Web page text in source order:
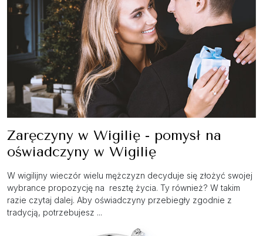
Zaręczyny w Wigilię - pomysł na
oświadczyny w Wigilię
W wigilijny wieczór wielu mężczyzn decyduje się złożyć swojej
wybrance propozycję na resztę życia. Ty również? W takim
razie czytaj dalej. Aby oświadczyny przebiegły zgodnie z
tradycją, potrzebujesz ...